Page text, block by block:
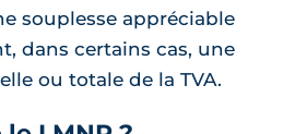
souplesse appréciable
dans certains cas, une
ou totale de la TVA.